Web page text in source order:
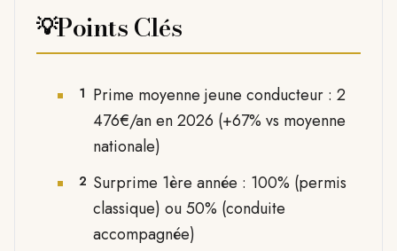
💡Points Clés
1 Prime moyenne jeune conducteur : 2
476€/an en 2026 (+67% vs moyenne
nationale)
2 Surprime 1ère année : 100% (permis
classique) ou 50% (conduite
accompagnée)